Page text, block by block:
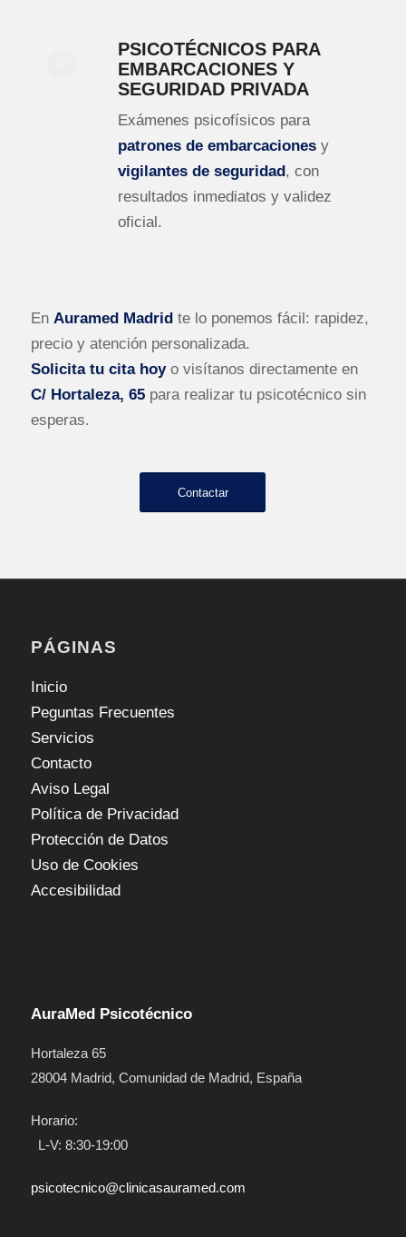
PSICOTÉCNICOS PARA
EMBARCACIONES Y
SEGURIDAD PRIVADA
Exámenes psicofísicos para
patrones de embarcacionesy
vigilantes de seguridad, con
resultados inmediatos y validez
oficial.
En Auramed Madrid te lo ponemos fácil: rapidez,
precio y atención personalizada.
Solicita tu cita hoyo visítanos directamente en
C/ Hortaleza, 65para realizar tu psicotécnico sin
esperas.
Contactar
PÁGINAS
Inicio
Peguntas Frecuentes
Servicios
Contacto
Aviso Legal
Política de Privacidad
Protección de Datos
Uso de Cookies
Accesibilidad
AuraMed Psicotécnico
Hortaleza 65
28004 Madrid, Comunidad de Madrid, España
Horario:
L-V: 8:30-19:00
psicotecnico@clinicasauramed.com